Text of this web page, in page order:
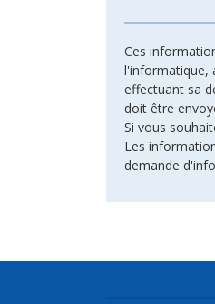
Ces
l'informatique,
effectuant sa
doit être
Si vous
Les
demande